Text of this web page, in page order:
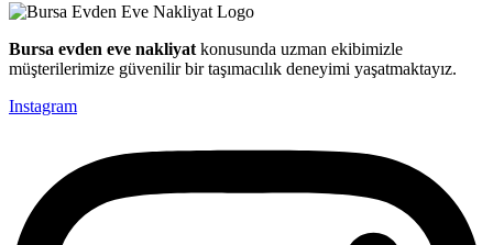
Bursa evden eve nakliyat konusunda uzman ekibimizle
müşterilerimize güvenilir bir taşımacılık deneyimi yaşatmaktayız.
Instagram